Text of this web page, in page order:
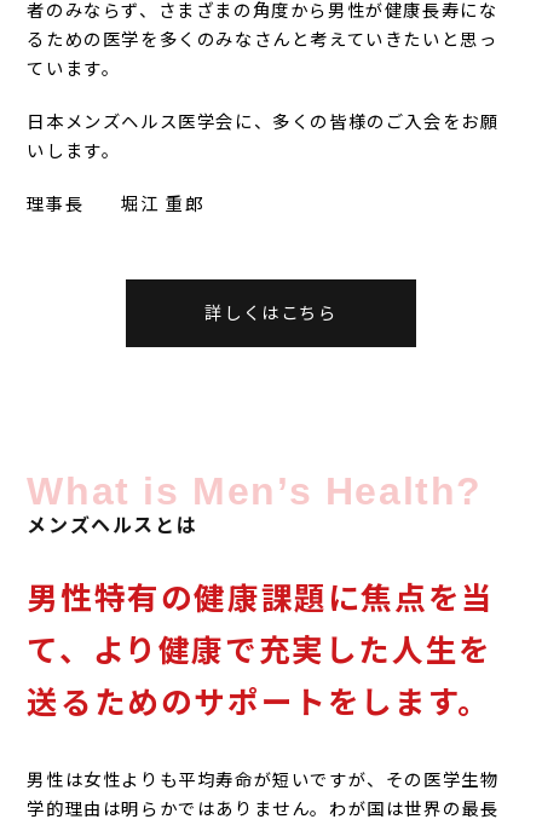
者のみならず、さまざまの角度から男性が健康長寿にな
るための医学を多くのみなさんと考えていきたいと思っ
ています。
日本メンズヘルス医学会に、多くの皆様のご入会をお願
いします。
理事長 堀江 重郎
詳しくはこちら
What is Men’s Health?
メンズヘルスとは
男性特有の健康課題に焦点を当
て、 より健康で充実した人生を
送るためのサポートをします。
男性は女性よりも平均寿命が短いですが、その医学生物
学的理由は明らかではありません。わが国は世界の最長